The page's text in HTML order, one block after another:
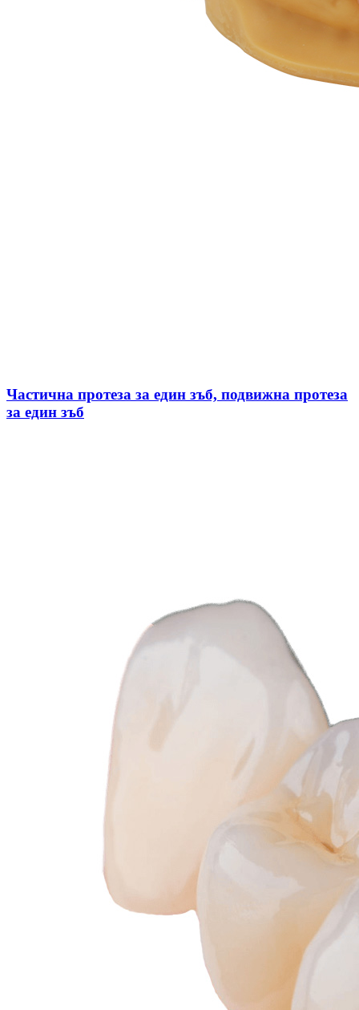
Частична протеза за един зъб, подвижна протеза
за един зъб